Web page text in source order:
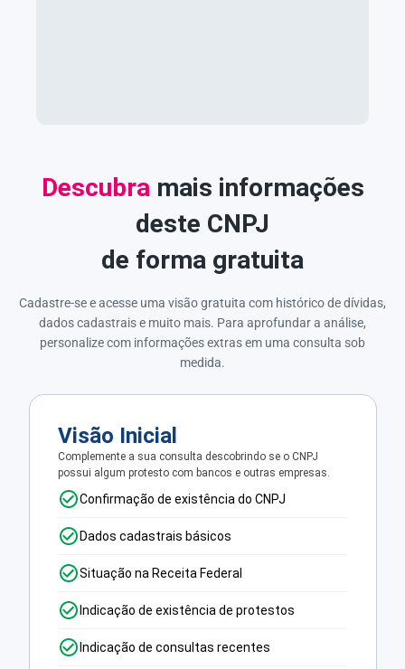
Descubra mais informações
deste CNPJ
de forma gratuita
Cadastre-se e acesse uma visão gratuita com histórico de dívidas,
dados cadastrais e muito mais. Para aprofundar a análise,
personalize com informações extras em uma consulta sob
medida.
Visão Inicial
Complemente a sua consulta descobrindo se o CNPJ
possui algum protesto com bancos e outras empresas.
Confirmação de existência do CNPJ
Dados cadastrais básicos
Situação na Receita Federal
Indicação de existência de protestos
Indicação de consultas recentes